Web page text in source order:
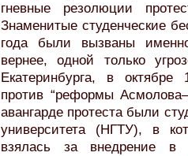
гневные резолюции
Знаменитые студенческие
года были вызваны
вернее, одной только
Екатеринбурга, в октябре
против “реформы
авангарде протеста были
университета (НГТУ), в
взялась за внедрение